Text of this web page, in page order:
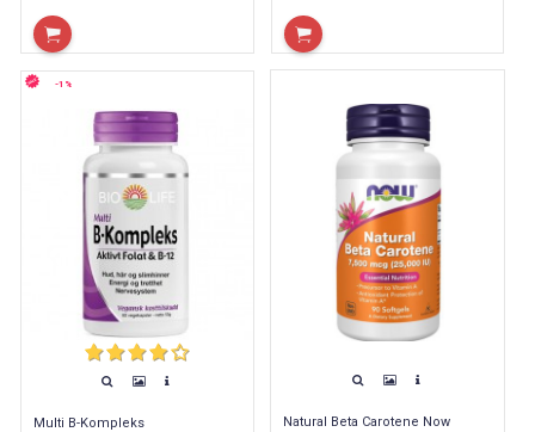
-1%
Multi B-Kompleks Natural Beta Carotene Now